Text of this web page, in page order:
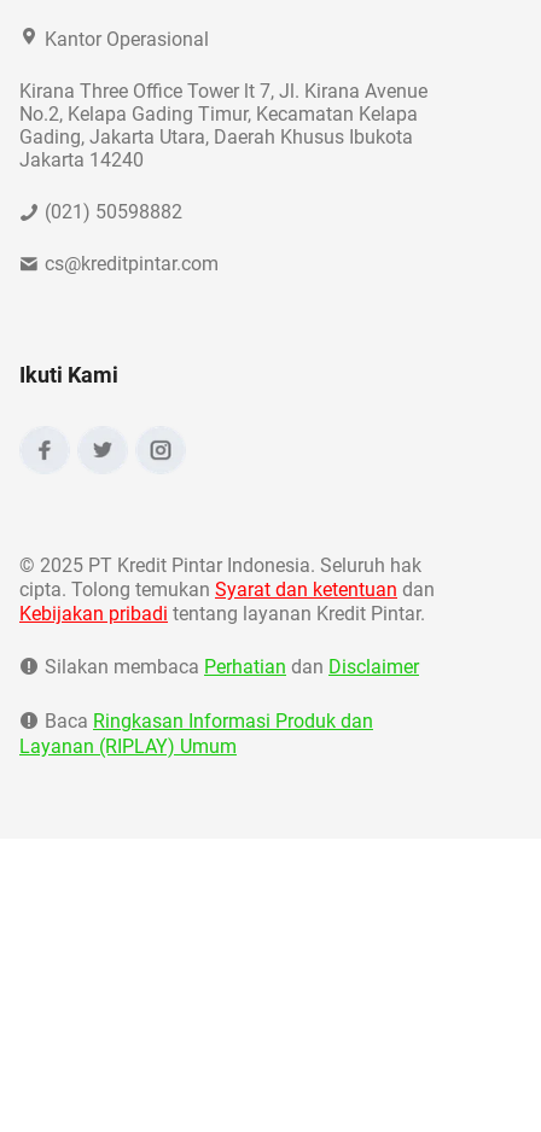
Kantor Operasional
Kirana Three Office Tower lt 7, Jl. Kirana Avenue
No.2, Kelapa Gading Timur, Kecamatan Kelapa
Gading, Jakarta Utara, Daerah Khusus Ibukota
Jakarta 14240
(021) 50598882
cs@kreditpintar.com
Ikuti Kami
© 2025 PT Kredit Pintar Indonesia. Seluruh hak
cipta. Tolong temukan Syarat dan ketentuan dan
Kebijakan pribadi tentang layanan Kredit Pintar.
Silakan membaca Perhatian dan Disclaimer
Baca Ringkasan Informasi Produk dan
Layanan (RIPLAY) Umum